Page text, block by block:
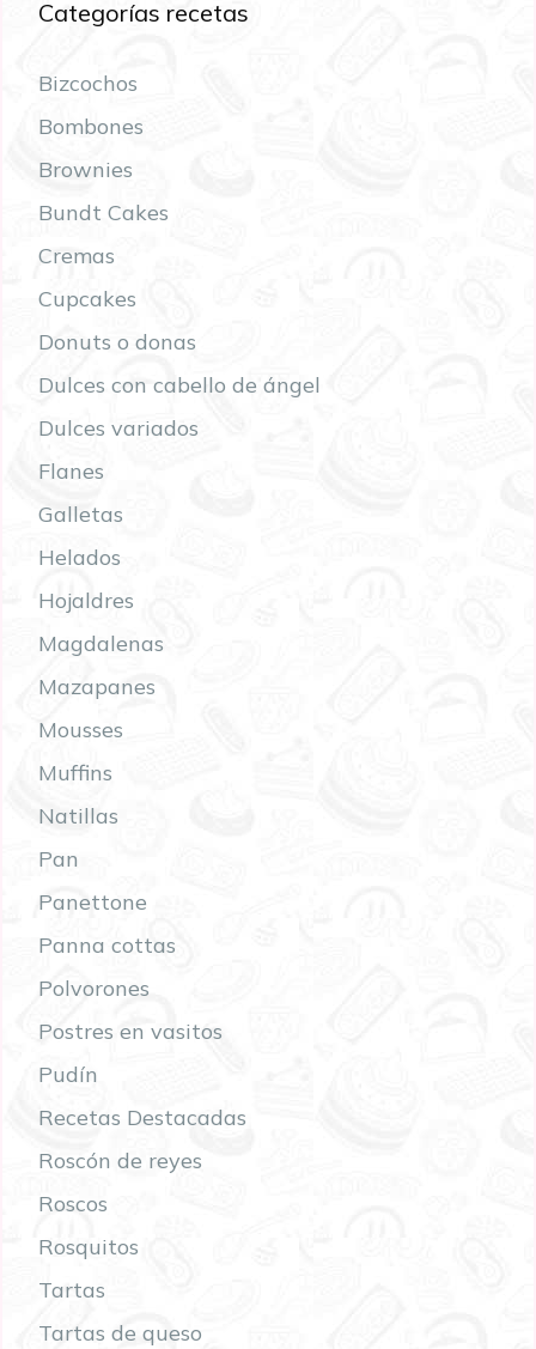
Categorías recetas
Bizcochos
Bombones
Brownies
Bundt Cakes
Cremas
Cupcakes
Donuts o donas
Dulces con cabello de ángel
Dulces variados
Flanes
Galletas
Helados
Hojaldres
Magdalenas
Mazapanes
Mousses
Muffins
Natillas
Pan
Panettone
Panna cottas
Polvorones
Postres en vasitos
Pudín
Recetas Destacadas
Roscón de reyes
Roscos
Rosquitos
Tartas
Tartas de queso